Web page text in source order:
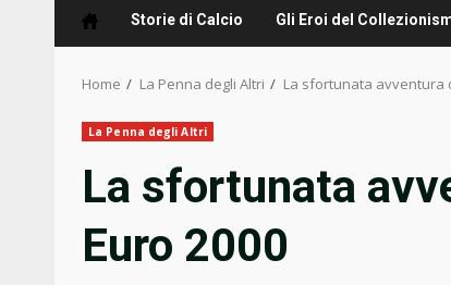
Storie di Calcio Gli Eroi del
Home La Penna degli Altri La sfortunata avventura
La Penna degli Altri
La sfortunata
Euro 2000